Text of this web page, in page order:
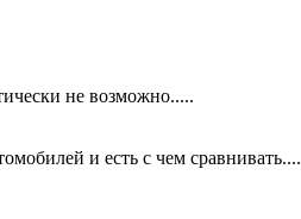
не возможно.....
и есть с чем сравнивать....